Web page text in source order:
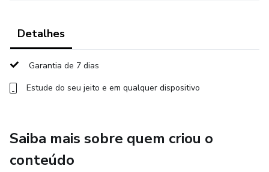
emocional.
Reconstruir sua autoestima e resgatar sua identidade.
Se reconectar com a mulher forte e confiante que já existe
Mais que um curso, essa é uma oportunidade de se libertar
de relações que te diminuem, se colocar como prioridade e
finalmente viver vínculos saudáveis, cheios de respeito e
Detalhes
Garantia de 7 dias
Estude do seu jeito e em qualquer dispositivo
Saiba mais sobre quem criou o
conteúdo